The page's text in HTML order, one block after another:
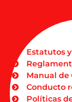
Estatutos
Manual de
Conducto
Políticas